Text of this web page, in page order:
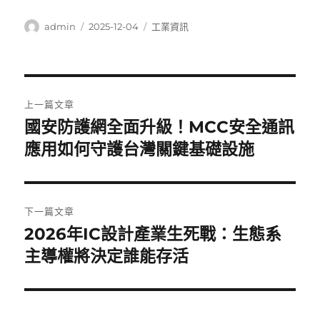
作
admin
發
2025-12-04
分
工業資訊
章
導
覽
上一篇文章
上
一
文
章:
國安防護網全面升級！MCC安全通訊
應用如何守護台灣關鍵基礎設施
下一篇文章
下
一
文
2026年IC設計產業生死戰：生態系
主導權將決定誰能存活